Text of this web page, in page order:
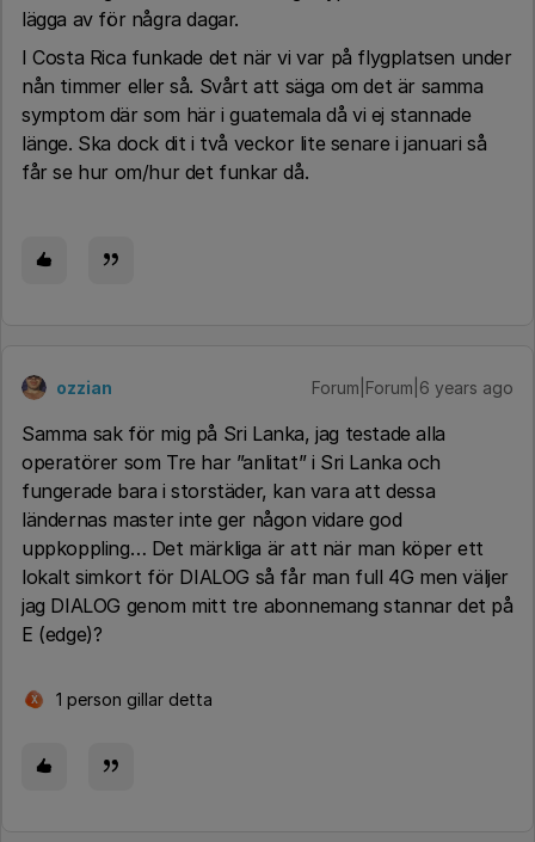
lägga av för några dagar.
I Costa Rica funkade det när vi var på flygplatsen under
nån timmer eller så. Svårt att säga om det är samma
symptom där som här i guatemala då vi ej stannade
länge. Ska dock dit i två veckor lite senare i januari så
får se hur om/hur det funkar då.
ozzian Forum|Forum|6 years ago
Samma sak för mig på Sri Lanka, jag testade alla
operatörer som Tre har ”anlitat” i Sri Lanka och
fungerade bara i storstäder, kan vara att dessa
ländernas master inte ger någon vidare god
uppkoppling… Det märkliga är att när man köper ett
lokalt simkort för DIALOG så får man full 4G men väljer
jag DIALOG genom mitt tre abonnemang stannar det på
E (edge)?
X 1 person gillar detta